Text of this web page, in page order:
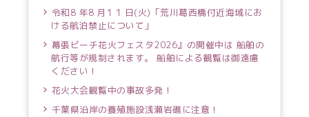
令和8 年8 月1 1 日(火)「荒川葛西橋付近海域にお
ける航泊禁止について」
幕張ビーチ花火フェスタ2026』の開催中は 船舶の
航行等が規制されます。 船舶による観覧は御遠慮
ください！
花火大会観覧中の事故多発！
千葉県沿岸の養殖施設浅瀬岩礁に注意！